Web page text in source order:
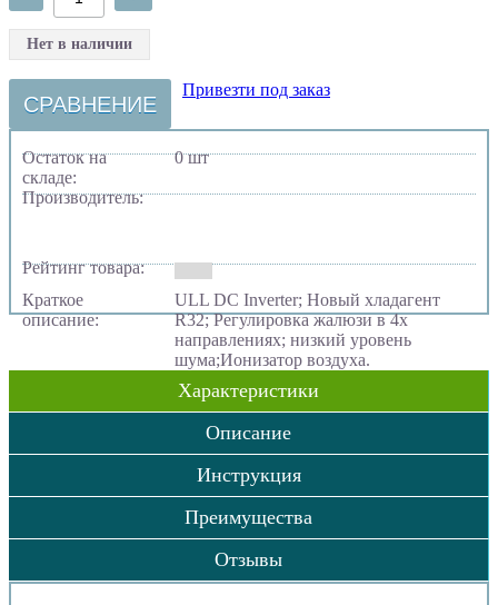
Нет в наличии
СРАВНЕНИЕ
Привезти под заказ
Остаток на
складе:
0 шт
Производитель:
Рейтинг товара:
Краткое
описание:
ULL DC Inverter; Новый хладагент
R32; Регулировка жалюзи в 4х
направлениях; низкий уровень
шума;Ионизатор воздуха.
Характеристики
Описание
Инструкция
Преимущества
Отзывы